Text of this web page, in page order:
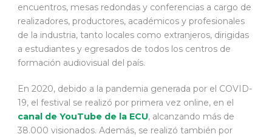
encuentros, mesas redondas y conferencias a cargo de
realizadores, productores, académicos y profesionales
de la industria, tanto locales como extranjeros, dirigidas
a estudiantes y egresados de todos los centros de
formación audiovisual del país.
En 2020, debido a la pandemia generada por el COVID-
19, el festival se realizó por primera vez online, en el
canal de YouTube de la ECU, alcanzando más de
38.000 visionados. Además, se realizó también por